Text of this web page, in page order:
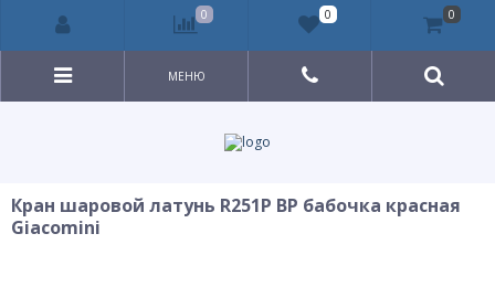
МЕНЮ
Кран шаровой латунь R251P ВР бабочка красная
Giacomini
0 0 0